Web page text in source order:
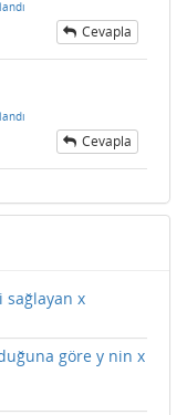
Cevapla
Cevapla
x
göre y nin x